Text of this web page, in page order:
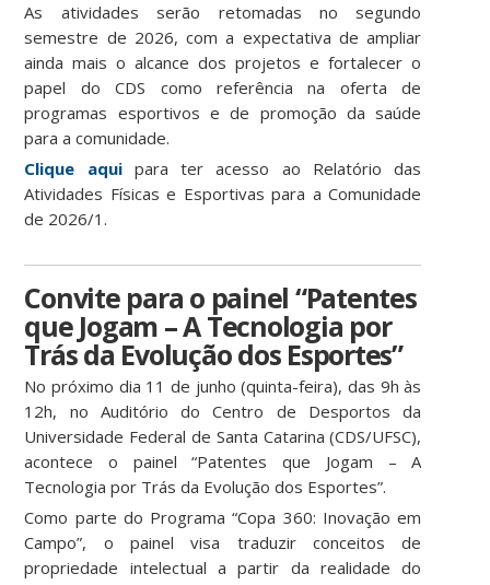
As atividades serão retomadas no segundo
semestre de 2026, com a expectativa de ampliar
ainda mais o alcance dos projetos e fortalecer o
papel do CDS como referência na oferta de
programas esportivos e de promoção da saúde
para a comunidade.
Clique aquipara ter acesso ao Relatório das
Atividades Físicas e Esportivas para a Comunidade
de 2026/1.
Convite para o painel “Patentes
que Jogam – A Tecnologia por
Trás da Evolução dos Esportes”
No próximo dia 11 de junho (quinta-feira), das 9h às
12h, no Auditório do Centro de Desportos da
Universidade Federal de Santa Catarina (CDS/UFSC),
acontece o painel “Patentes que Jogam – A
Tecnologia por Trás da Evolução dos Esportes”.
Como parte do Programa “Copa 360: Inovação em
Campo”, o painel visa traduzir conceitos de
propriedade intelectual a partir da realidade do